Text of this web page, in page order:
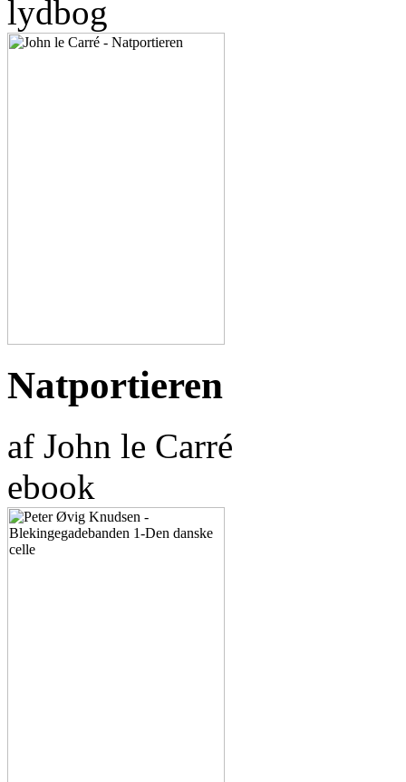
lydbog
Natportieren
af John le Carré
ebook